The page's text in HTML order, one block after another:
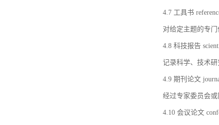
4.7 工具书
对给定主题的专
4.8 科技报告
记录科学、技术
4.9 期刊论文
经过专家委员会
4.10 会议论文